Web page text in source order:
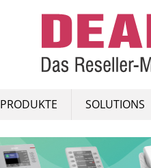
PRODUKTE SOLUTIONS